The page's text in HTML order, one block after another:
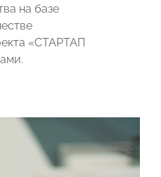
на базе
«СТАРТАП